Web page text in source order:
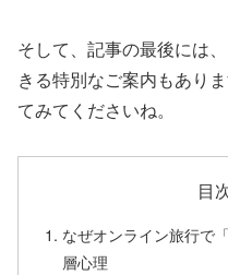
そして、記事の最後には
きる特別なご案内もあり
てみてくださいね。
目
なぜオンライン旅行で
層心理